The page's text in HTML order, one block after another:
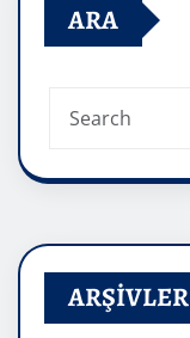
ARA
ARŞIVLER